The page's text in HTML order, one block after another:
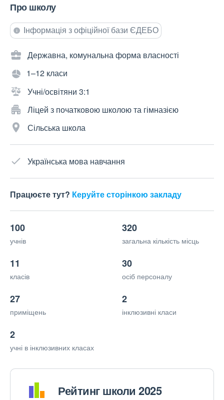
Про школу
Інформація з офіційної бази ЄДЕБО
Державна, комунальна форма власності
1–12 класи
Учні/освітяни 3:1
Ліцей з початковою школою та гімназією
Сільська школа
Українська мова навчання
Працюєте тут? Керуйте сторінкою закладу
100
учнів
320
загальна кількість місць
11
класів
30
осіб персоналу
27
приміщень
2
інклюзивні класи
2
учні в інклюзивних класах
Рейтинг школи 2025